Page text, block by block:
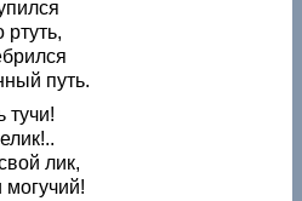
путь.
тучи!
лик,